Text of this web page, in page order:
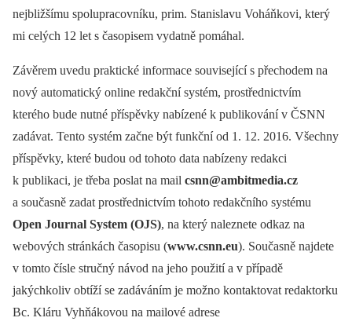
nejbližšímu spolupracovníku, prim. Stanislavu Voháňkovi, který
mi celých 12 let s časopisem vydatně pomáhal.
Závěrem uvedu praktické informace související s přechodem na
nový automatický online redakční systém, prostřednictvím
kterého bude nutné příspěvky nabízené k publikování v ČSNN
zadávat. Tento systém začne být funkční od 1. 12. 2016. Všechny
příspěvky, které budou od tohoto data nabízeny redakci
k publikaci, je třeba poslat na mail csnn@ambitmedia.cz
a současně zadat prostřednictvím tohoto redakčního systému
Open Journal System (OJS), na který naleznete odkaz na
webových stránkách časopisu (www.csnn.eu). Současně najdete
v tomto čísle stručný návod na jeho použití a v případě
jakýchkoliv obtíží se zadáváním je možno kontaktovat redaktorku
Bc. Kláru Vyhňákovou na mailové adrese